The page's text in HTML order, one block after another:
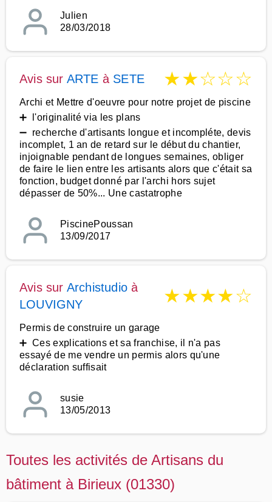
Julien
28/03/2018
Avis sur ARTE à SETE ★★☆☆☆
Archi et Mettre d'oeuvre pour notre projet de piscine
➕ l'originalité via les plans
➖ recherche d'artisants longue et incompléte, devis
incomplet, 1 an de retard sur le début du chantier,
injoignable pendant de longues semaines, obliger
de faire le lien entre les artisants alors que c'était sa
fonction, budget donné par l'archi hors sujet
dépasser de 50%... Une castatrophe
PiscinePoussan
13/09/2017
Avis sur Archistudio à
LOUVIGNY
★★★★☆
Permis de construire un garage
➕ Ces explications et sa franchise, il n'a pas
essayé de me vendre un permis alors qu'une
déclaration suffisait
susie
13/05/2013
Toutes les activités de Artisans du
bâtiment à Birieux (01330)